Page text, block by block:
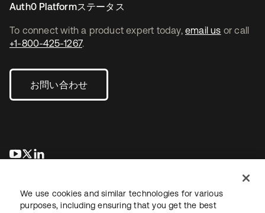
To connect with a product expert today, email us or call
+1-800-425-1267.
お問い合わせ
新しいタブで開く
新しいタブで開く
Auth0 Platformステータス
We use cookies and similar technologies for various
purposes, including ensuring that you get the best